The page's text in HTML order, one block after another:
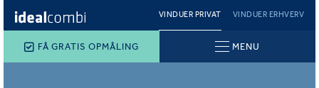
VINDUER PRIVAT VINDUER ERHVERV
FÅ GRATIS OPMÅLING MENU